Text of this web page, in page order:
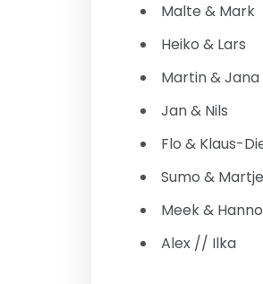
Malte & Mark
Heiko & Lars
Martin & Jana
Jan & Nils
Flo & Klaus-
Sumo & Martje
Meek & Hanno
Alex // Ilka